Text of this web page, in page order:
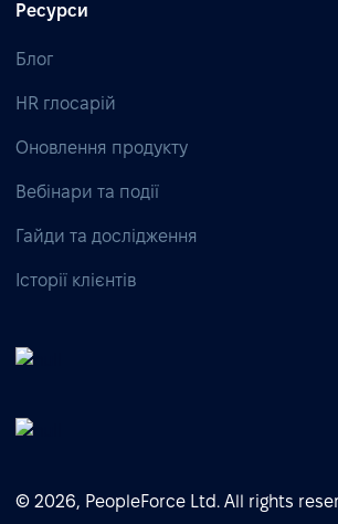
Ресурси
Блог
HR глосарій
Оновлення продукту
Вебінари та події
Гайди та дослідження
Історії клієнтів
© 2026, PeopleForce Ltd. All rights